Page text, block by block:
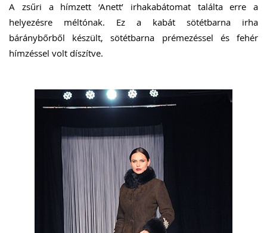
A zsűri a hímzett ‘Anett’ irhakabátomat találta erre a
helyezésre méltónak. Ez a kabát sötétbarna irha
báránybőrből készült, sötétbarna prémezéssel és fehér
hímzéssel volt díszítve.